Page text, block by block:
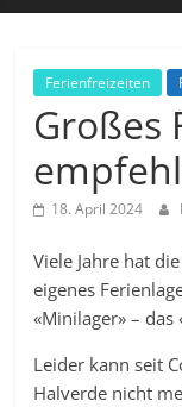
Ferienfreizeiten
Großes
18. April 2024
Viele Jahre hat
eigenes
«Minilager» –
Leider kann seit
Halverde nicht